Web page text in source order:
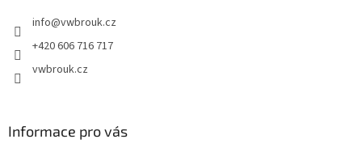
info@vwbrouk.cz
+420 606 716 717
vwbrouk.cz
Informace pro vás